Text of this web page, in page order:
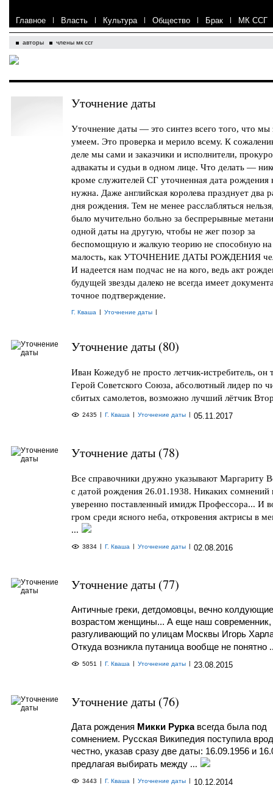
Главное | Власть | Культура | Общество | Брак | МК ССГ
авторы члены мк ссг
Уточнение даты
Уточнение даты — это синтез всего того, что мы
умеем. Это проверка и мерило всему. К
деле мы сами и заказчики и исполнители,
адвакаты и судьи в одном лице. Что делать —
кроме служителей СГ уточненная дата рождения
нужна. Даже английская королева празднует два
дня рождения. Тем не менее расслабляться
было мучительно больно за беспрерывные
одной даты на другую, чтобы не жег позор за
беспомощную и жалкую теорию не способную
малость, как УТОЧНЕНИЕ ДАТЫ РОЖДЕНИЯ
И надеется нам подчас не на кого, ведь акт
будущей звезды далеко не всегда имеет
точное подтверждение.
Г. Кваша | Уточнение даты |
Уточнение даты (80)
Иван Кожедуб не просто летчик-истребитель, он
Герой Советского Союза, абсолютный лидер по
сбитых самолетов, возможно лучший лётчик
2435 | Г. Кваша | Уточнение даты | 05.11.2017
Уточнение даты (78)
Все справочники дружно указывают Маргариту
с датой рождения 26.01.1938. Никаких сомнений
уверенно поставленный имидж Профессора... И
гром среди ясного неба, откровения актрисы в
...
3834 | Г. Кваша | Уточнение даты | 02.08.2016
Уточнение даты (77)
Античные греки, детдомовцы, вечно
возрастом женщины... А еще наш современник,
разгуливающий по улицам Москвы Игорь
Откуда возникла путаница вообще не понятно
5051 | Г. Кваша | Уточнение даты | 23.08.2015
Уточнение даты (76)
Дата рождения Микки Рурка всегда была под
сомнением. Русская Википедия поступила
честно, указав сразу две даты: 16.09.1956 и
предлагая выбирать между ...
3443 | Г. Кваша | Уточнение даты | 10.12.2014